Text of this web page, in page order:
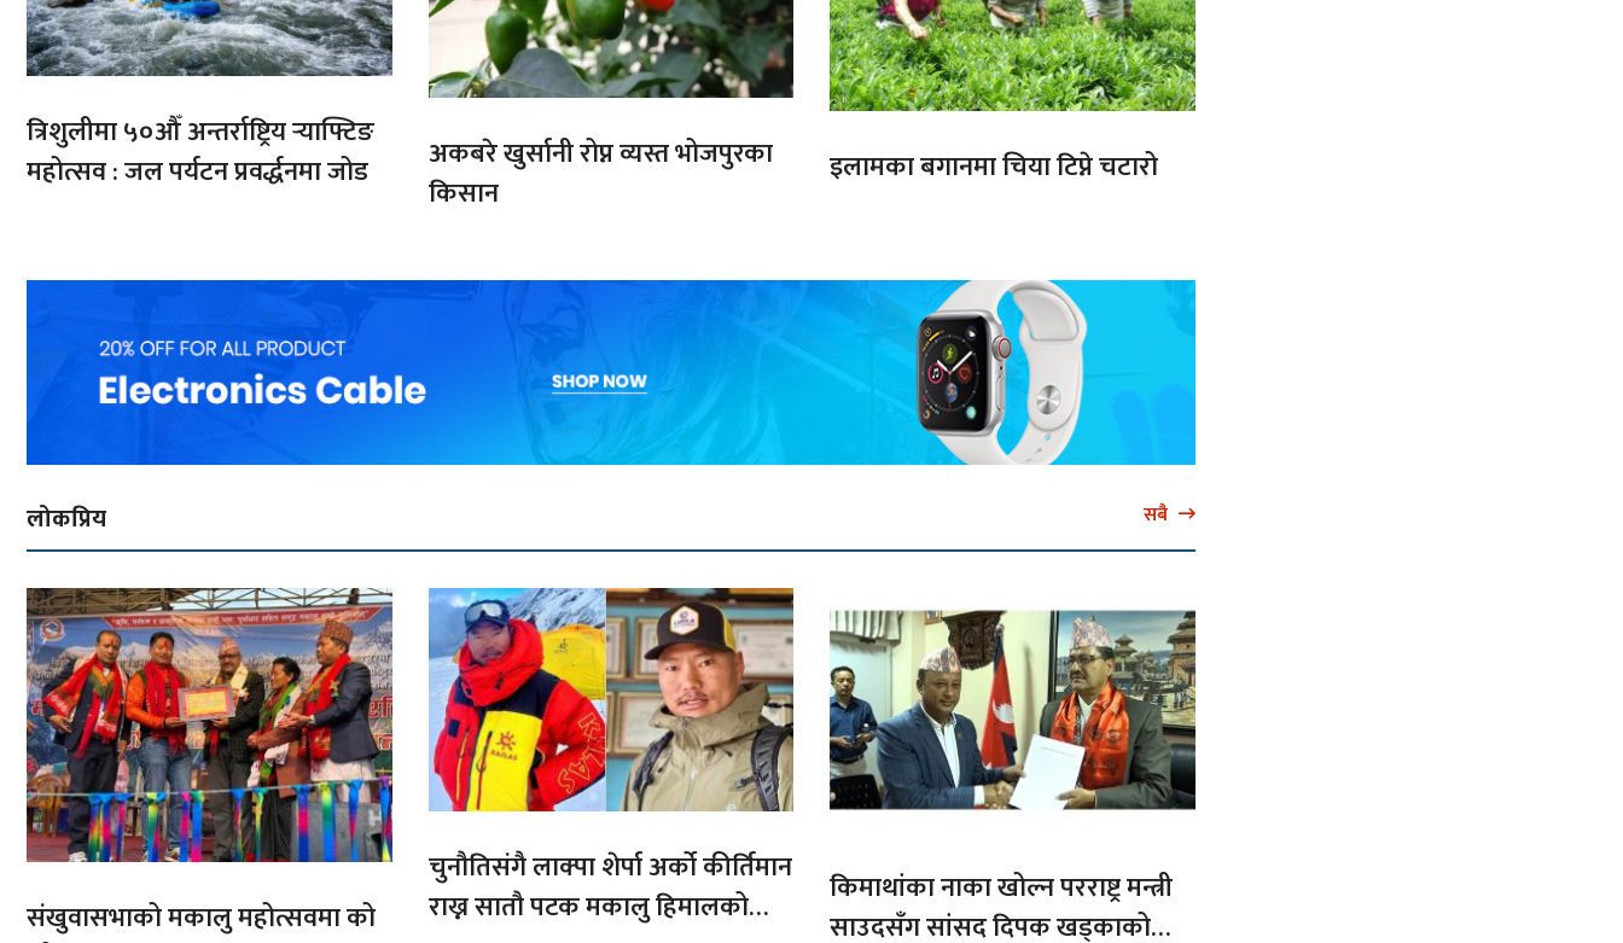
त्रिशुलीमा ५०औँ अन्तर्राष्ट्रिय र्‍याफ्टिङ
महोत्सव : जल पर्यटन प्रवर्द्धनमा जोड
अकबरे खुर्सानी रोप्न व्यस्त भोजपुरका
किसान
इलामका बगानमा चिया टिप्ने चटारो
लोकप्रिय सबै
संखुवासभाको मकालु महोत्सवमा को
चुनौतिसंगै लाक्पा शेर्पा अर्को कीर्तिमान
राख्न सातौ पटक मकालु हिमालको
किमाथांका नाका खोल्न परराष्ट्र मन्त्री
साउदसँग सांसद दिपक खड्काको